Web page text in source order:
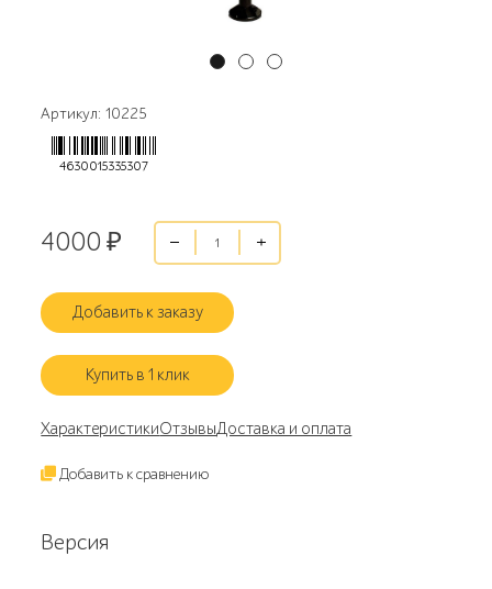
Артикул: 10225
4630015335307
4000 ₽
Добавить к заказу
Купить в 1 клик
ХарактеристикиОтзывыДоставка и оплата
Добавить к сравнению
Версия